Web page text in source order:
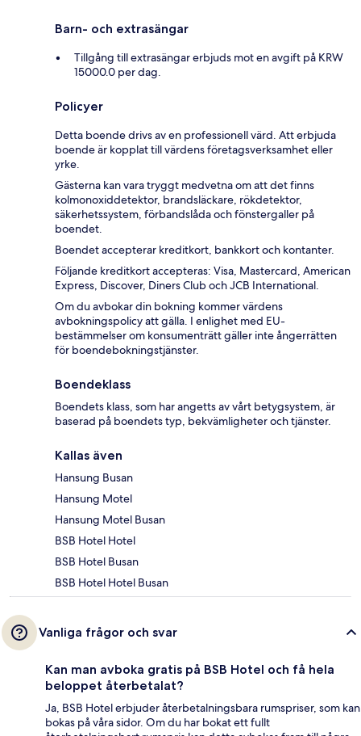
Barn- och extrasängar
Tillgång till extrasängar erbjuds mot en avgift på KRW
15000.0 per dag.
Policyer
Detta boende drivs av en professionell värd. Att erbjuda
boende är kopplat till värdens företagsverksamhet eller
yrke.
Gästerna kan vara tryggt medvetna om att det finns
kolmonoxiddetektor, brandsläckare, rökdetektor,
säkerhetssystem, förbandslåda och fönstergaller på
boendet.
Boendet accepterar kreditkort, bankkort och kontanter.
Följande kreditkort accepteras: Visa, Mastercard, American
Express, Discover, Diners Club och JCB International.
Om du avbokar din bokning kommer värdens
avbokningspolicy att gälla. I enlighet med EU-
bestämmelser om konsumenträtt gäller inte ångerrätten
för boendebokningstjänster.
Boendeklass
Boendets klass, som har angetts av vårt betygsystem, är
baserad på boendets typ, bekvämligheter och tjänster.
Kallas även
Hansung Busan
Hansung Motel
Hansung Motel Busan
BSB Hotel Hotel
BSB Hotel Busan
BSB Hotel Hotel Busan
Vanliga frågor och svar
Kan man avboka gratis på BSB Hotel och få hela
beloppet återbetalat?
Ja, BSB Hotel erbjuder återbetalningsbara rumspriser, som kan
bokas på våra sidor. Om du har bokat ett fullt